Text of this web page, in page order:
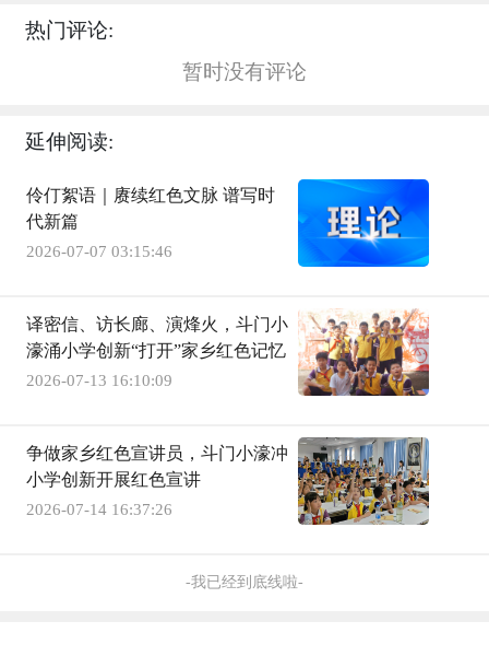
热门评论:
暂时没有评论
延伸阅读:
伶仃絮语｜赓续红色文脉 谱写时
代新篇
2026-07-07 03:15:46
译密信、访长廊、演烽火，斗门小
濠涌小学创新“打开”家乡红色记忆
2026-07-13 16:10:09
争做家乡红色宣讲员，斗门小濠冲
小学创新开展红色宣讲
2026-07-14 16:37:26
-我已经到底线啦-